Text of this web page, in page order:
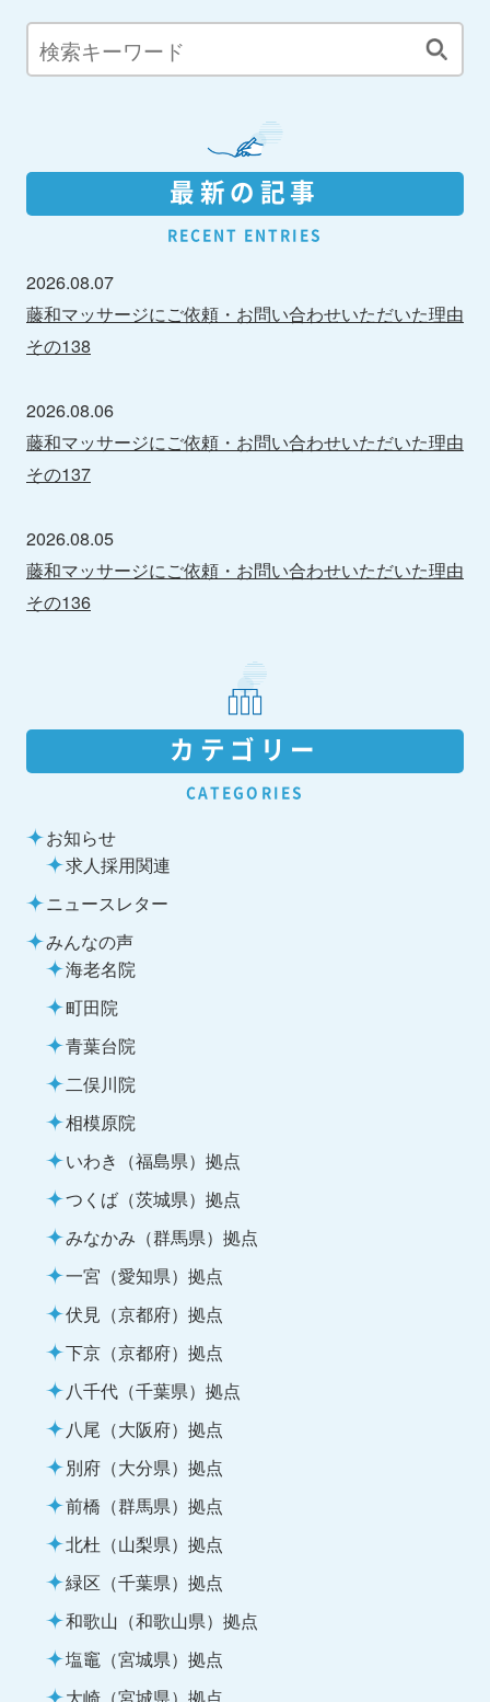
最新の記事
RECENT ENTRIES
2026.08.07
藤和マッサージにご依頼・お問い合わせいただいた理由
その138
2026.08.06
藤和マッサージにご依頼・お問い合わせいただいた理由
その137
2026.08.05
藤和マッサージにご依頼・お問い合わせいただいた理由
その136
カテゴリー
CATEGORIES
お知らせ
求人採用関連
ニュースレター
みんなの声
海老名院
町田院
青葉台院
二俣川院
相模原院
いわき（福島県）拠点
つくば（茨城県）拠点
みなかみ（群馬県）拠点
一宮（愛知県）拠点
伏見（京都府）拠点
下京（京都府）拠点
八千代（千葉県）拠点
八尾（大阪府）拠点
別府（大分県）拠点
前橋（群馬県）拠点
北杜（山梨県）拠点
緑区（千葉県）拠点
和歌山（和歌山県）拠点
塩竈（宮城県）拠点
大崎（宮城県）拠点